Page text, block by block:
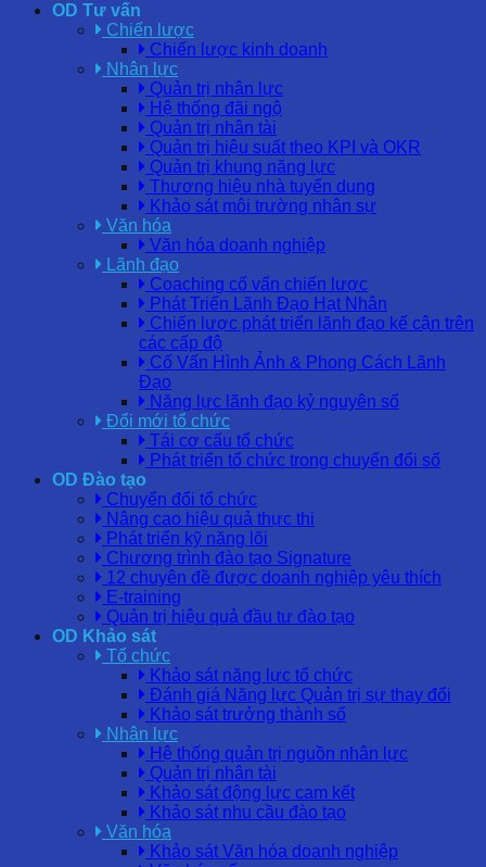
OD Tư vấn
Chiến lược
Chiến lược kinh doanh
Nhân lực
Quản trị nhân lực
Hệ thống đãi ngộ
Quản trị nhân tài
Quản trị hiệu suất theo KPI và OKR
Quản trị khung năng lực
Thương hiệu nhà tuyển dụng
Khảo sát môi trường nhân sự
Văn hóa
Văn hóa doanh nghiệp
Lãnh đạo
Coaching cố vấn chiến lược
Phát Triển Lãnh Đạo Hạt Nhân
Chiến lược phát triển lãnh đạo kế cận trên
các cấp độ
Cố Vấn Hình Ảnh & Phong Cách Lãnh
Đạo
Năng lực lãnh đạo kỷ nguyên số
Đổi mới tổ chức
Tái cơ cấu tổ chức
Phát triển tổ chức trong chuyển đổi số
OD Đào tạo
Chuyển đổi tổ chức
Nâng cao hiệu quả thực thi
Phát triển kỹ năng lõi
Chương trình đào tạo Signature
12 chuyên đề được doanh nghiệp yêu thích
E-training
Quản trị hiệu quả đầu tư đào tạo
OD Khảo sát
Tổ chức
Khảo sát năng lực tổ chức
Đánh giá Năng lực Quản trị sự thay đổi
Khảo sát trưởng thành số
Nhân lực
Hệ thống quản trị nguồn nhân lực
Quản trị nhân tài
Khảo sát động lực cam kết
Khảo sát nhu cầu đào tạo
Văn hóa
Khảo sát Văn hóa doanh nghiệp